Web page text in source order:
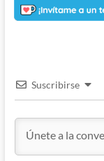
Suscribirse